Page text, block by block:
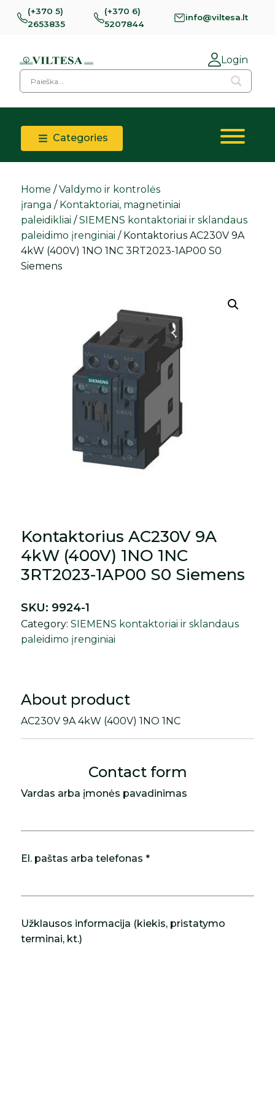
(+370 5)
2653835
(+370 6)
5207844
info@viltesa.lt
Login
Categories
Home /Valdymo ir kontrolės
įranga / Kontaktoriai, magnetiniai
paleidikliai /SIEMENS kontaktoriai ir sklandaus
paleidimo įrenginiai / Kontaktorius AC230V 9A
4kW (400V) 1NO 1NC 3RT2023-1AP00 S0
Siemens
Kontaktorius AC230V 9A
4kW (400V) 1NO 1NC
3RT2023-1AP00 S0 Siemens
SKU: 9924-1
Category:SIEMENS kontaktoriai ir sklandaus
paleidimo įrenginiai
About product
AC230V 9A 4kW (400V) 1NO 1NC
Contact form
Vardas arba įmonės pavadinimas
El. paštas arba telefonas *
Užklausos informacija (kiekis, pristatymo
terminai, kt.)